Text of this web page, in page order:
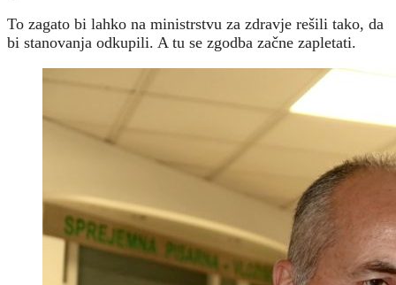
To zagato bi lahko na ministrstvu za zdravje rešili tako, da
bi stanovanja odkupili. A tu se zgodba začne zapletati.